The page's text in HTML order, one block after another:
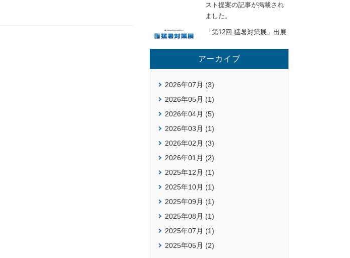
スト提案の記事が掲載され
ました。
「第12回 猛暑対策展」出展
アーカイブ
2026年07月 (3)
2026年05月 (1)
2026年04月 (5)
2026年03月 (1)
2026年02月 (3)
2026年01月 (2)
2025年12月 (1)
2025年10月 (1)
2025年09月 (1)
2025年08月 (1)
2025年07月 (1)
2025年05月 (2)